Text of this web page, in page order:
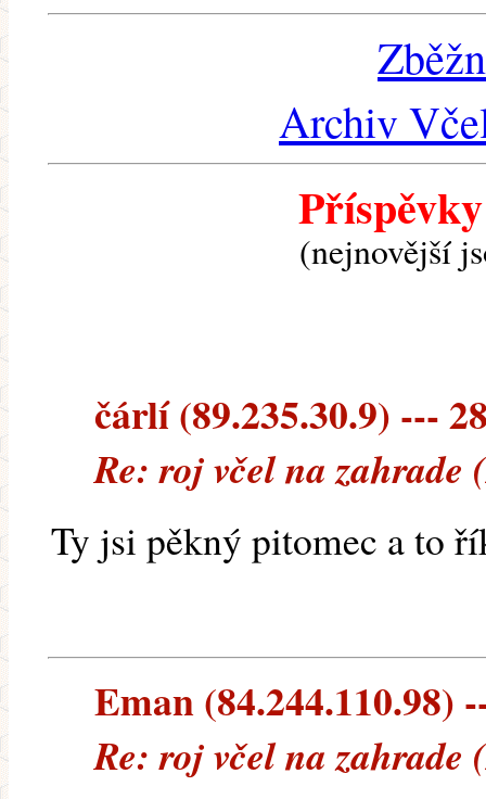
Archiv
(nejnovější
čárlí (89.235.30.9) ---
Re: roj včel na zahrade
Ty jsi pěkný pitomec a to
Eman (84.244.110.98)
Re: roj včel na zahrade